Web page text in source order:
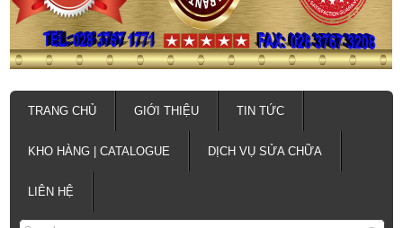
TRANG CHỦ GIỚI THIỆU TIN TỨC
KHO HÀNG | CATALOGUE DỊCH VỤ SỬA CHỮA
LIÊN HỆ